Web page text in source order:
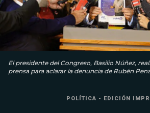
El presidente del Congreso, Basilio Núñez,
prensa para aclarar la denuncia de Rubén
POLÍTICA - EDICIÓN